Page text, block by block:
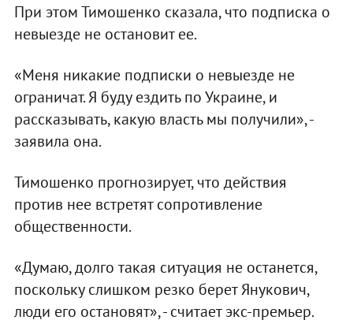
При этом Тимошенко сказала, что подписка о
невыезде не остановит ее.
«Меня никакие подписки о невыезде не
ограничат. Я буду ездить по Украине, и
рассказывать, какую власть мы получили», -
заявила она.
Тимошенко прогнозирует, что действия
против нее встретят сопротивление
общественности.
«Думаю, долго такая ситуация не останется,
поскольку слишком резко берет Янукович,
люди его остановят», - считает экс-премьер.